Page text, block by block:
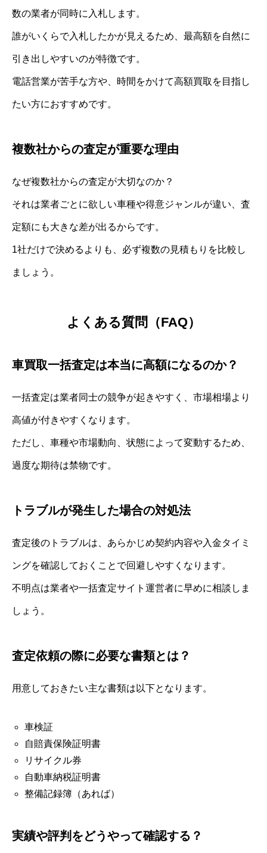
数の業者が同時に入札します。
誰がいくらで入札したかが見えるため、最高額を自然に
引き出しやすいのが特徴です。
電話営業が苦手な方や、時間をかけて高額買取を目指し
たい方におすすめです。
複数社からの査定が重要な理由
なぜ複数社からの査定が大切なのか？
それは業者ごとに欲しい車種や得意ジャンルが違い、査
定額にも大きな差が出るからです。
1社だけで決めるよりも、必ず複数の見積もりを比較し
ましょう。
よくある質問（FAQ）
車買取一括査定は本当に高額になるのか？
一括査定は業者同士の競争が起きやすく、市場相場より
高値が付きやすくなります。
ただし、車種や市場動向、状態によって変動するため、
過度な期待は禁物です。
トラブルが発生した場合の対処法
査定後のトラブルは、あらかじめ契約内容や入金タイミ
ングを確認しておくことで回避しやすくなります。
不明点は業者や一括査定サイト運営者に早めに相談しま
しょう。
査定依頼の際に必要な書類とは？
用意しておきたい主な書類は以下となります。
車検証
自賠責保険証明書
リサイクル券
自動車納税証明書
整備記録簿（あれば）
実績や評判をどうやって確認する？